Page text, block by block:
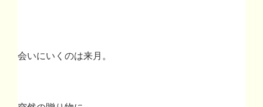
会いにいくのは来月。